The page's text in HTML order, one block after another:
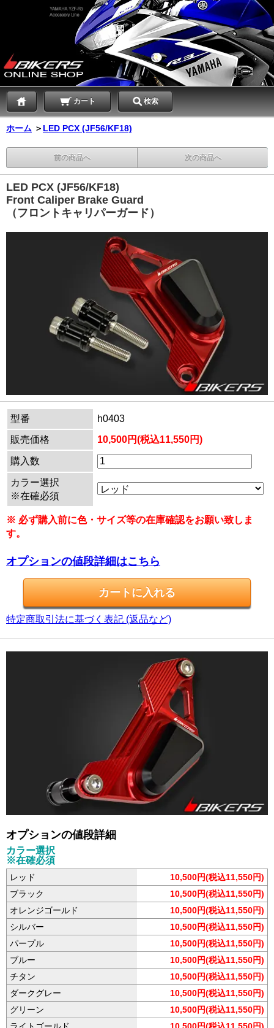
カート 検索
ホーム ＞ LED PCX (JF56/KF18)
前の商品へ 次の商品へ
LED PCX (JF56/KF18)
Front Caliper Brake Guard
（フロントキャリパーガード）
型番
h0403
販売価格
10,500円(税込11,550円)
購入数
カラー選択
※在確必須
※ 必ず購入前に色・サイズ等の在庫確認をお願い致しま
す。
オプションの値段詳細はこちら
特定商取引法に基づく表記 (返品など)
オプションの値段詳細
カラー選択
※在確必須
レッド
10,500円(税込11,550円)
ブラック
10,500円(税込11,550円)
オレンジゴールド
10,500円(税込11,550円)
シルバー
10,500円(税込11,550円)
パープル
10,500円(税込11,550円)
ブルー
10,500円(税込11,550円)
チタン
10,500円(税込11,550円)
ダークグレー
10,500円(税込11,550円)
グリーン
10,500円(税込11,550円)
ライトゴールド
10,500円(税込11,550円)